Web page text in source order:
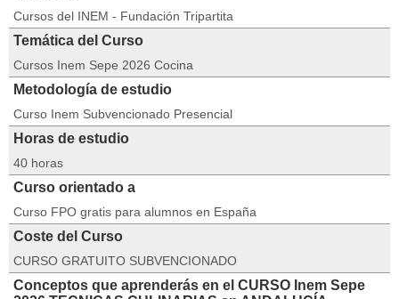
Cursos del INEM - Fundación Tripartita
Temática del Curso
Cursos Inem Sepe 2026 Cocina
Metodología de estudio
Curso Inem Subvencionado Presencial
Horas de estudio
40 horas
Curso orientado a
Curso FPO gratis para alumnos en España
Coste del Curso
CURSO GRATUITO SUBVENCIONADO
Conceptos que aprenderás en el CURSO Inem Sepe